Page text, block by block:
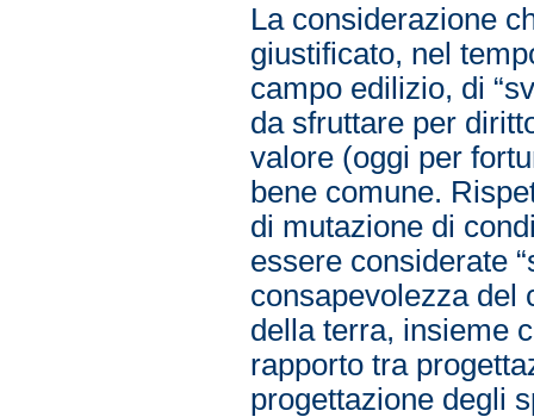
La considerazione
giustificato, nel
campo edilizio, di
da sfruttare per
valore (oggi per
bene comune.
di mutazione di
essere considerate
consapevolezza del
della terra, insieme
rapporto tra
progettazione degli